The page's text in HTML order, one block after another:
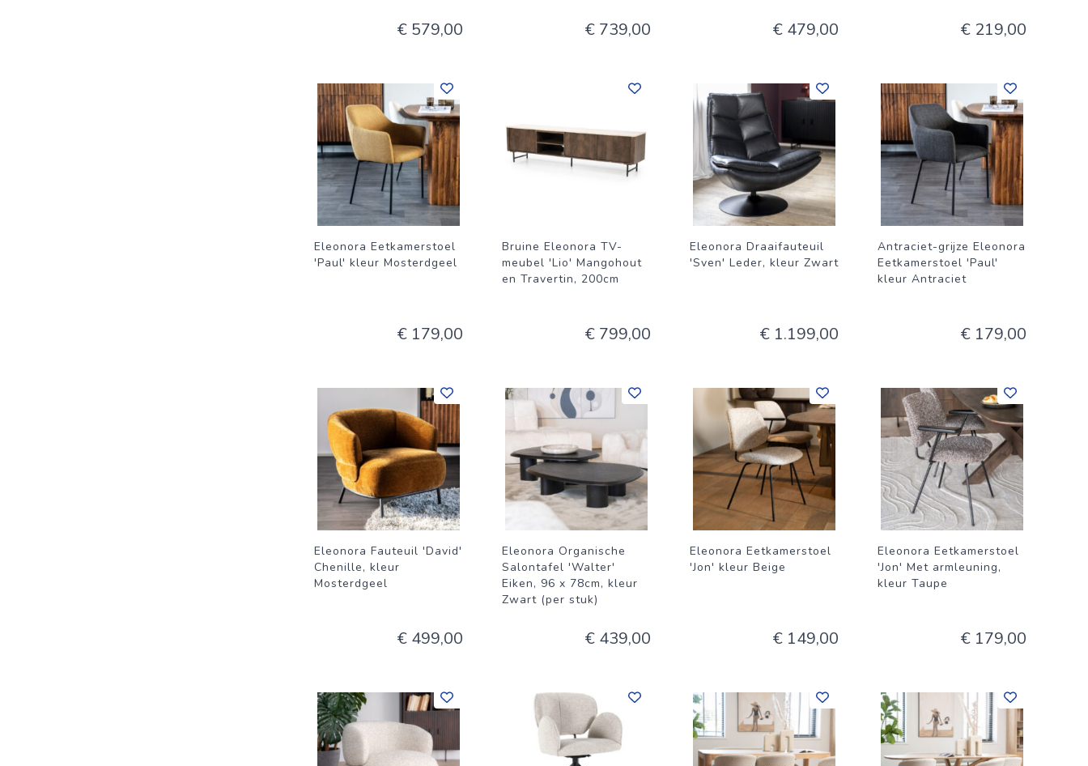
€ 579,00 € 739,00 € 479,00 € 219,00
Eleonora Eetkamerstoel
'Paul' kleur Mosterdgeel
€ 179,00
Bruine Eleonora TV-
meubel 'Lio' Mangohout
en Travertin, 200cm
€ 799,00
Eleonora Draaifauteuil
'Sven' Leder, kleur Zwart
€ 1.199,00
Antraciet-grijze Eleonora
Eetkamerstoel 'Paul'
kleur Antraciet
€ 179,00
Eleonora Fauteuil 'David'
Chenille, kleur
Mosterdgeel
€ 499,00
Eleonora Organische
Salontafel 'Walter'
Eiken, 96 x 78cm, kleur
Zwart (per stuk)
€ 439,00
Eleonora Eetkamerstoel
'Jon' kleur Beige
€ 149,00
Eleonora Eetkamerstoel
'Jon' Met armleuning,
kleur Taupe
€ 179,00